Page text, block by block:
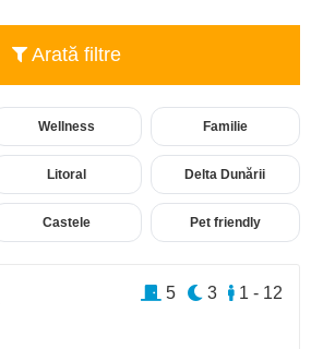
Arată filtre
Wellness Familie
Litoral Delta Dunării
Castele Pet friendly
1 - 12
3
5